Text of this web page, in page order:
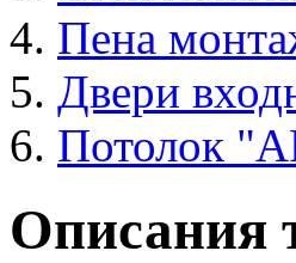
Пена
Двери
Потолок
Описания